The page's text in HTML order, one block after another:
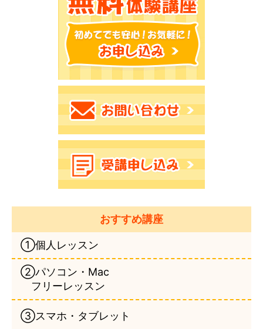
おすすめ講座
①個人レッスン
②パソコン・Mac
フリーレッスン
③スマホ・タブレット